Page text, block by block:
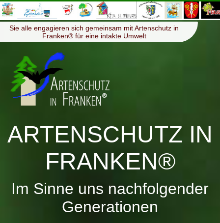
Menü ≡
Sie alle engagieren sich gemeinsam mit Artenschutz in
Franken® für eine intakte Umwelt
ARTENSCHUTZ IN
FRANKEN®
Im Sinne uns nachfolgender
Generationen